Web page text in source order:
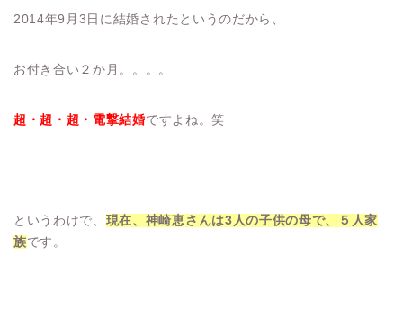
2014年9月3日に結婚されたというのだから、
お付き合い２か月。。。。
超・超・超・ 電撃結婚ですよね。笑
というわけで、 現在、神崎恵さんは3人の子供の母で、５人家
族です。